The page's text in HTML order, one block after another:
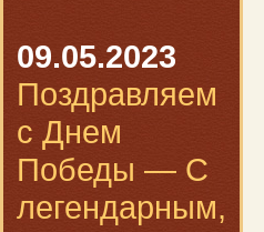
09.05.2023
Поздравляем
с Днем
Победы — С
легендарным,